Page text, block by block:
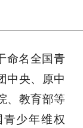
青少年维
命名全国青
央、原中